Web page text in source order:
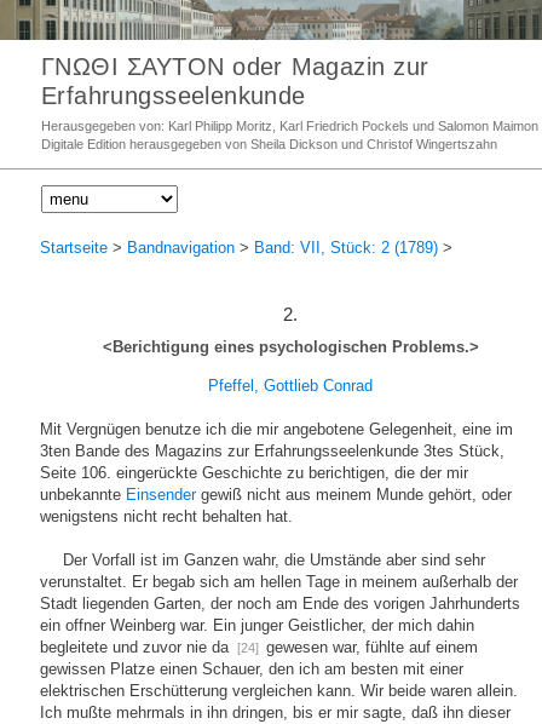
ΓΝΩΘΙ ΣΑΥΤΟΝ oder Magazin zur
Erfahrungsseelenkunde
Herausgegeben von: Karl Philipp Moritz, Karl Friedrich Pockels und Salomon Maimon
Digitale Edition herausgegeben von Sheila Dickson und Christof Wingertszahn
Startseite > Bandnavigation > Band: VII, Stück: 2 (1789) >
2.
<Berichtigung eines psychologischen Problems.>
Pfeffel, Gottlieb Conrad
Mit Vergnügen benutze ich die mir angebotene Gelegenheit, eine im
3ten Bande des Magazins zur Erfahrungsseelenkunde 3tes Stück,
Seite 106. eingerückte Geschichte zu berichtigen, die der mir
unbekannte Einsendergewiß nicht aus meinem Munde gehört, oder
wenigstens nicht recht behalten hat.
Der Vorfall ist im Ganzen wahr, die Umstände aber sind sehr
verunstaltet. Er begab sich am hellen Tage in meinem außerhalb der
Stadt liegenden Garten, der noch am Ende des vorigen Jahrhunderts
ein offner Weinberg war. Ein junger Geistlicher, der mich dahin
begleitete und zuvor nie da
[24] gewesen war, fühlte auf einem
gewissen Platze einen Schauer, den ich am besten mit einer
elektrischen Erschütterung vergleichen kann. Wir beide waren allein.
Ich mußte mehrmals in ihn dringen, bis er mir sagte, daß ihn dieser